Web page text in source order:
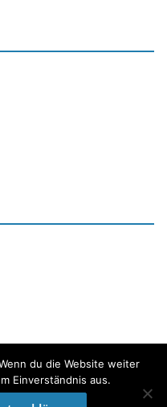
. Alle Rechte vorbehalten.
du die Website weiter
Einverständnis aus.